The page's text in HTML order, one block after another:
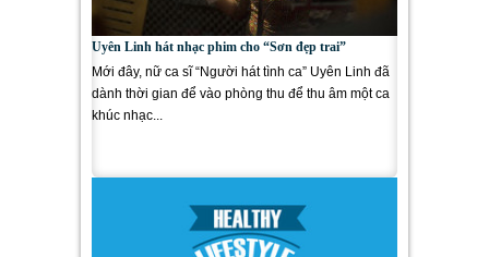
Uyên Linh hát nhạc phim cho “Sơn đẹp trai”
Mới đây, nữ ca sĩ “Người hát tình ca” Uyên Linh đã
dành thời gian để vào phòng thu để thu âm một ca
khúc nhạc...